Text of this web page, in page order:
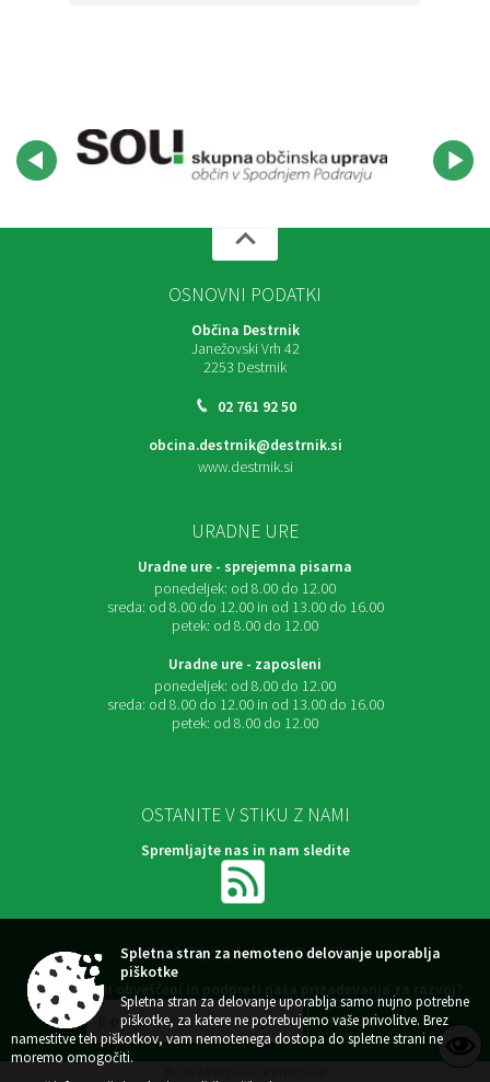
OSNOVNI PODATKI
Občina Destrnik
Janežovski Vrh 42
2253 Destrnik
02 761 92 50
obcina.destrnik@destrnik.si
www.destrnik.si
URADNE URE
Uradne ure - sprejemna pisarna
ponedeljek: od 8.00 do 12.00
sreda: od 8.00 do 12.00 in od 13.00 do 16.00
petek: od 8.00 do 12.00
Uradne ure - zaposleni
ponedeljek: od 8.00 do 12.00
sreda: od 8.00 do 12.00 in od 13.00 do 16.00
petek: od 8.00 do 12.00
OSTANITE V STIKU Z NAMI
Spremljajte nas in nam sledite
NAROČITE SE NA E-OBVESTILA
Želite ostati obveščeni in podpreti naša prizadevanja za razvoj?
Spletna stran za nemoteno delovanje uporablja
piškotke
Spletna stran za delovanje uporablja samo nujno potrebne
piškotke, za katere ne potrebujemo vaše privolitve. Brez
namestitve teh piškotkov, vam nemotenega dostopa do spletne strani ne
moremo omogočiti.